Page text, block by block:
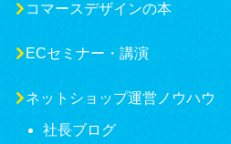
コマースデザインの本
ECセミナー・講演
ネットショップ運営ノウハウ
社長ブログ